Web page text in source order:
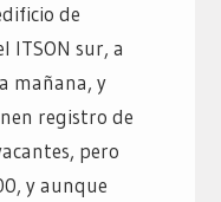
de
ITSON sur, a
mañana, y
registro de
pero
y aunque